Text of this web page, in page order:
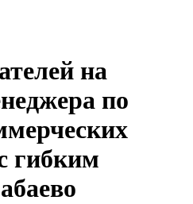
на
по
гибким